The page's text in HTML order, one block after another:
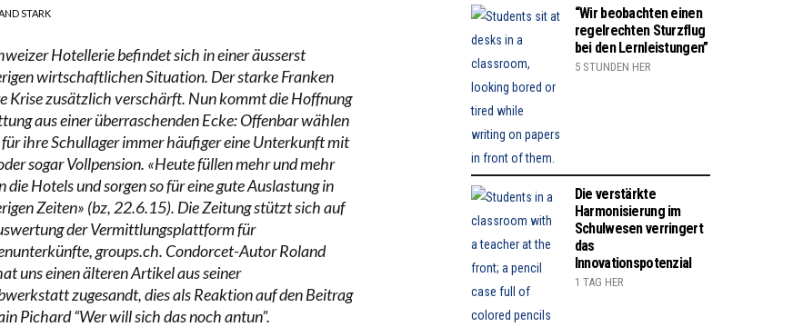
STARK
Hotellerie befindet sich in einer äusserst
wirtschaftlichen Situation. Der starke Franken
Krise zusätzlich verschärft. Nun kommt die Hoffnung
aus einer überraschenden Ecke: Offenbar wählen
ihre Schullager immer häufiger eine Unterkunft mit
sogar Vollpension. «Heute füllen mehr und mehr
die Hotels und sorgen so für eine gute Auslastung in
Zeiten» (bz, 22.6.15). Die Zeitung stützt sich auf
der Vermittlungsplattform für
groups.ch. Condorcet-Autor Roland
uns einen älteren Artikel aus seiner
zugesandt, dies als Reaktion auf den Beitrag
Pichard “Wer will sich das noch antun”.
“Wir beobachten einen
regelrechten Sturzflug
bei den Lernleistungen”
5 STUNDEN HER
Die verstärkte
Harmonisierung im
Schulwesen verringert
das
Innovationspotenzial
1 TAG HER